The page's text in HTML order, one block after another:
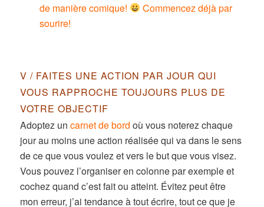
de manière comique!
Commencez déjà par
sourire!
V / FAITES UNE ACTION PAR JOUR QUI
VOUS RAPPROCHE TOUJOURS PLUS DE
VOTRE OBJECTIF
Adoptez uncarnet de bord où vous noterez chaque
jour au moins une action réalisée qui va dans le sens
de ce que vous voulez et vers le but que vous visez.
Vous pouvez l’organiser en colonne par exemple et
cochez quand c’est fait ou atteint. Évitez peut être
mon erreur, j’ai tendance à tout écrire, tout ce que je